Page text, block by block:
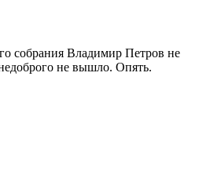
собрания Владимир Петров не
не вышло. Опять.